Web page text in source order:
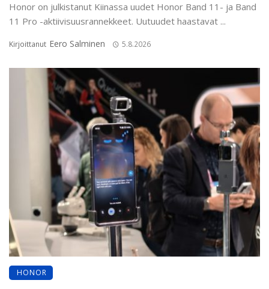
Honor on julkistanut Kiinassa uudet Honor Band 11- ja Band
11 Pro -aktiivisuusrannekkeet. Uutuudet haastavat ...
Kirjoittanut Eero Salminen 5.8.2026
HONOR